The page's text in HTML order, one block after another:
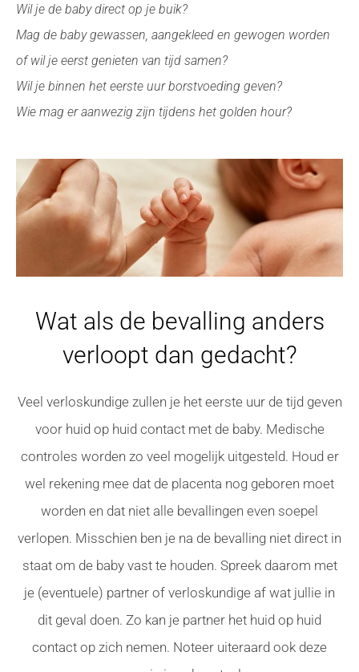
Wil je de baby direct op je buik?
Mag de baby gewassen, aangekleed en gewogen worden
of wil je eerst genieten van tijd samen?
Wil je binnen het eerste uur borstvoeding geven?
Wie mag er aanwezig zijn tijdens het golden hour?
Wat als de bevalling anders
verloopt dan gedacht?
Veel verloskundige zullen je het eerste uur de tijd geven
voor huid op huid contact met de baby. Medische
controles worden zo veel mogelijk uitgesteld. Houd er
wel rekening mee dat de placenta nog geboren moet
worden en dat niet alle bevallingen even soepel
verlopen. Misschien ben je na de bevalling niet direct in
staat om de baby vast te houden. Spreek daarom met
je (eventuele) partner of verloskundige af wat jullie in
dit geval doen. Zo kan je partner het huid op huid
contact op zich nemen. Noteer uiteraard ook deze